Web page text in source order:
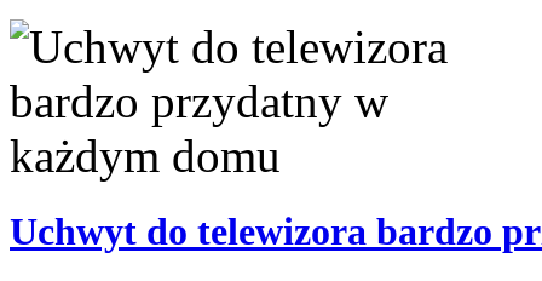
Uchwyt do telewizora bardzo